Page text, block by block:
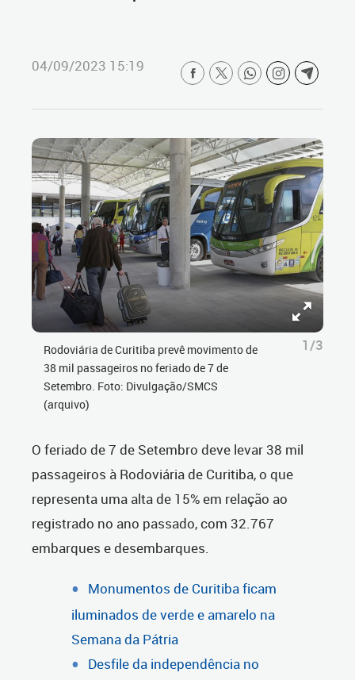
04/09/2023 15:19
Rodoviária de Curitiba prevê movimento de
38 mil passageiros no feriado de 7 de
Setembro. Foto: Divulgação/SMCS
(arquivo)
1/3
O feriado de 7 de Setembro deve levar 38 mil
passageiros à Rodoviária de Curitiba, o que
representa uma alta de 15% em relação ao
registrado no ano passado, com 32.767
embarques e desembarques.
Monumentos de Curitiba ficam
iluminados de verde e amarelo na
Semana da Pátria
Desfile da independência no